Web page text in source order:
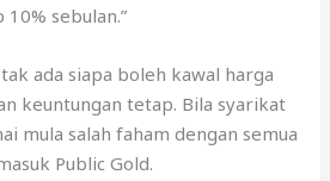
sebulan.”
ada siapa boleh kawal harga
keuntungan tetap. Bila syarikat
mula salah faham dengan semua
Public Gold.